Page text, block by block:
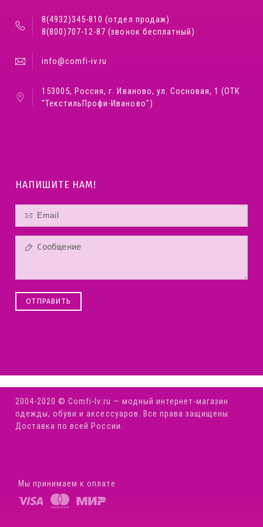
8(4932)345-810 (отдел продаж)
8(800)707-12-87 (звонок бесплатный)
info@comfi-iv.ru
153005, Россия, г. Иваново, ул. Сосновая, 1 (ОТК
"ТекстильПрофи-Иваново")
НАПИШИТЕ НАМ!
ОТПРАВИТЬ
2004-2020 © Comfi-Iv.ru — модный интернет-магазин
одежды, обуви и аксессуаров. Все права защищены.
Доставка по всей России.
Мы принимаем к оплате